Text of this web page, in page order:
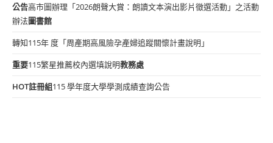
公告高市圖辦理「2026朗聲大賞：朗讀文本演出影片徵選活動」之活動
辦法圖書館
轉知115年 度「周產期高風險孕產婦追蹤關懷計畫說明」
重要115繁星推薦校內選填說明教務處
HOT註冊組115 學年度大學學測成績查詢公告